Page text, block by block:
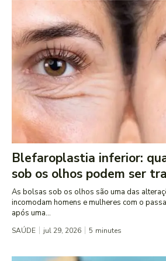
Blefaroplastia inferior:
sob os olhos podem ser
As bolsas sob os olhos são uma das
incomodam homens e mulheres com o
após uma...
SAÚDE jul 29, 2026 5 minutes